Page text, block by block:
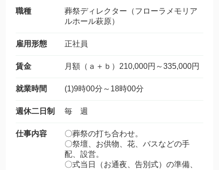
職種
葬祭ディレクター（フローラメモリア
ルホール萩原）
雇用形態 正社員
賃金 月額（ａ＋ｂ）210,000円～335,000円
就業時間 (1)9時00分～18時00分
週休二日制 毎 週
仕事内容
〇葬祭の打ち合わせ。
〇祭壇、お供物、花、バスなどの手
配、設営。
〇式当日（お通夜、告別式）の準備、